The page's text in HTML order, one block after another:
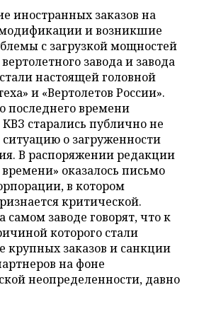
иностранных заказов на
и возникшие
с загрузкой мощностей
завода и завода
настоящей головной
и «Вертолетов России».
последнего времени
старались публично не
ситуацию о загруженности
В распоряжении редакции
времени» оказалось письмо
в котором
критической.
самом заводе говорят, что к
которого стали
крупных заказов и санкции
на фоне
неопределенности, давно